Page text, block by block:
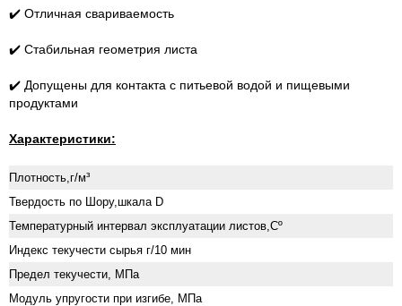
✔️ Отличная свариваемость
✔️ Стабильная геометрия листа
✔️ Допущены для контакта с питьевой водой и пищевыми
продуктами
Характеристики:
Плотность,г/м³
Твердость по Шору,шкала D
Температурный интервал эксплуатации листов,Сº
Индекс текучести сырья г/10 мин
Предел текучести, МПа
Модуль упругости при изгибе, МПа